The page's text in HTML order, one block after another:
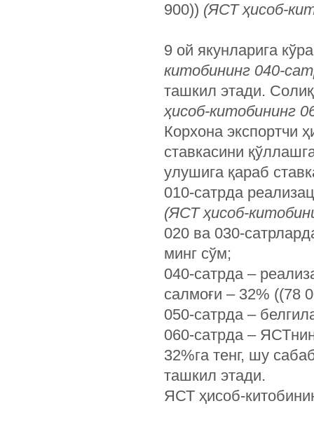
900)) (ЯСТ ҳисоб-
9 ой якунларига кўра
китобининг 040-
ташкил этади.
ҳисоб-китобининг
Корхона экспортчи
ставкасини
улушига қараб
010-сатрда
(ЯСТ ҳисоб-
020 ва 030-
минг сўм;
040-сатрда –
салмоғи – 32% ((78
050-сатрда –
060-сатрда –
32%га тенг, шу
ташкил этади.
ЯСТ ҳисоб-